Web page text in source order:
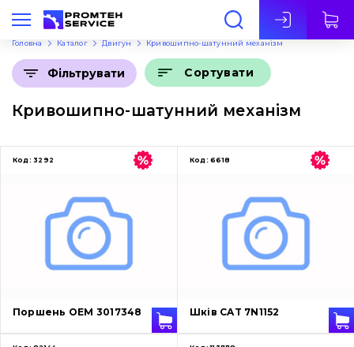
Укр
Головна Каталог Двигун Кривошипно-шатунний механізм
Кривошипно-шатунний механізм
Фільтрувати Сортувати
Код: 3292
Поршень OEM 3017348
Код: 6618
Шків CAT 7N1152